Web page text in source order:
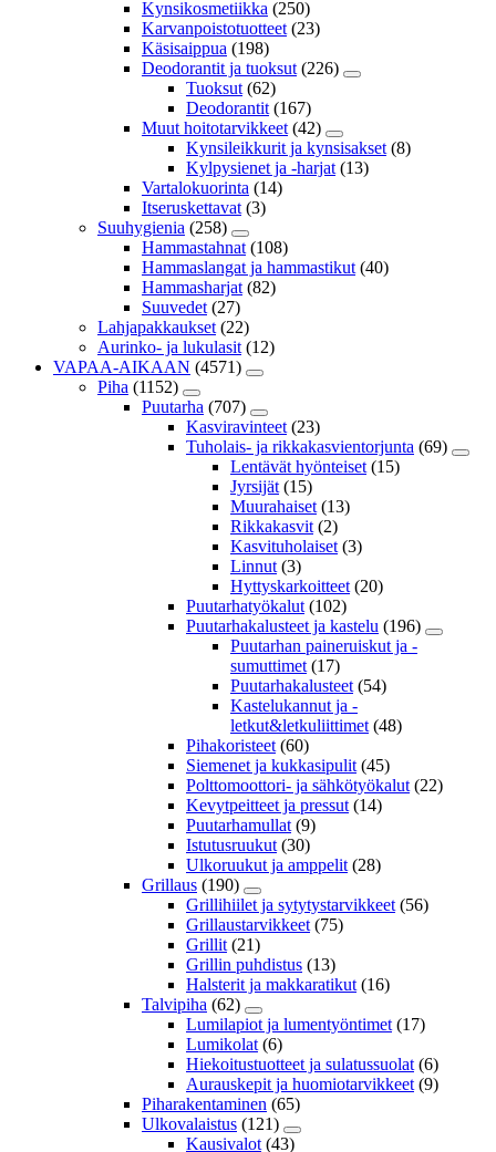
Kynsikosmetiikka (250)
Karvanpoistotuotteet (23)
Käsisaippua (198)
Deodorantit ja tuoksut (226)
Tuoksut (62)
Deodorantit (167)
Muut hoitotarvikkeet (42)
Kynsileikkurit ja kynsisakset (8)
Kylpysienet ja -harjat (13)
Vartalokuorinta (14)
Itseruskettavat (3)
Suuhygienia (258)
Hammastahnat (108)
Hammaslangat ja hammastikut (40)
Hammasharjat (82)
Suuvedet (27)
Lahjapakkaukset (22)
Aurinko- ja lukulasit (12)
VAPAA-AIKAAN (4571)
Piha (1152)
Puutarha (707)
Kasviravinteet (23)
Tuholais- ja rikkakasvientorjunta (69)
Lentävät hyönteiset (15)
Jyrsijät (15)
Muurahaiset (13)
Rikkakasvit (2)
Kasvituholaiset (3)
Linnut (3)
Hyttyskarkoitteet (20)
Puutarhatyökalut (102)
Puutarhakalusteet ja kastelu (196)
Puutarhan paineruiskut ja -
sumuttimet (17)
Puutarhakalusteet (54)
Kastelukannut ja -
letkut&letkuliittimet (48)
Pihakoristeet (60)
Siemenet ja kukkasipulit (45)
Polttomoottori- ja sähkötyökalut (22)
Kevytpeitteet ja pressut (14)
Puutarhamullat (9)
Istutusruukut (30)
Ulkoruukut ja amppelit (28)
Grillaus (190)
Grillihiilet ja sytytystarvikkeet (56)
Grillaustarvikkeet (75)
Grillit (21)
Grillin puhdistus (13)
Halsterit ja makkaratikut (16)
Talvipiha (62)
Lumilapiot ja lumentyöntimet (17)
Lumikolat (6)
Hiekoitustuotteet ja sulatussuolat (6)
Aurauskepit ja huomiotarvikkeet (9)
Piharakentaminen (65)
Ulkovalaistus (121)
Kausivalot (43)